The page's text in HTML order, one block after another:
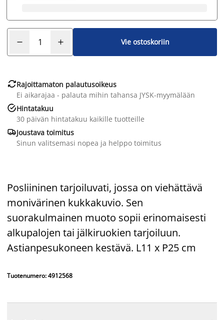
Vie ostoskoriin
Rajoittamaton palautusoikeus
Ei aikarajaa - palauta mihin tahansa JYSK-myymälään
Hintatakuu
30 päivän hintatakuu kaikille tuotteille
Joustava toimitus
Sinun valitsemasi nopea ja helppo toimitus
Posliininen tarjoiluvati, jossa on viehättävä
monivärinen kukkakuvio. Sen
suorakulmainen muoto sopii erinomaisesti
alkupalojen tai jälkiruokien tarjoiluun.
Astianpesukoneen kestävä. L11 x P25 cm
Tuotenumero: 4912568